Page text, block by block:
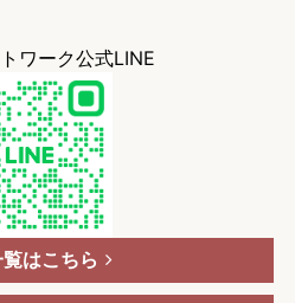
ワーク公式LINE
はこちら